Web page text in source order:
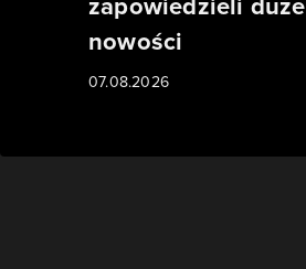
nowości
07.08.2026